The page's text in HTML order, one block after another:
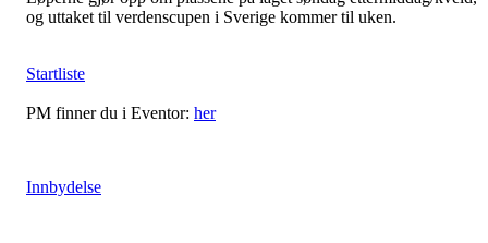
og uttaket til verdenscupen i Sverige kommer til uken.
Startliste
PM finner du i Eventor: her
Innbydelse